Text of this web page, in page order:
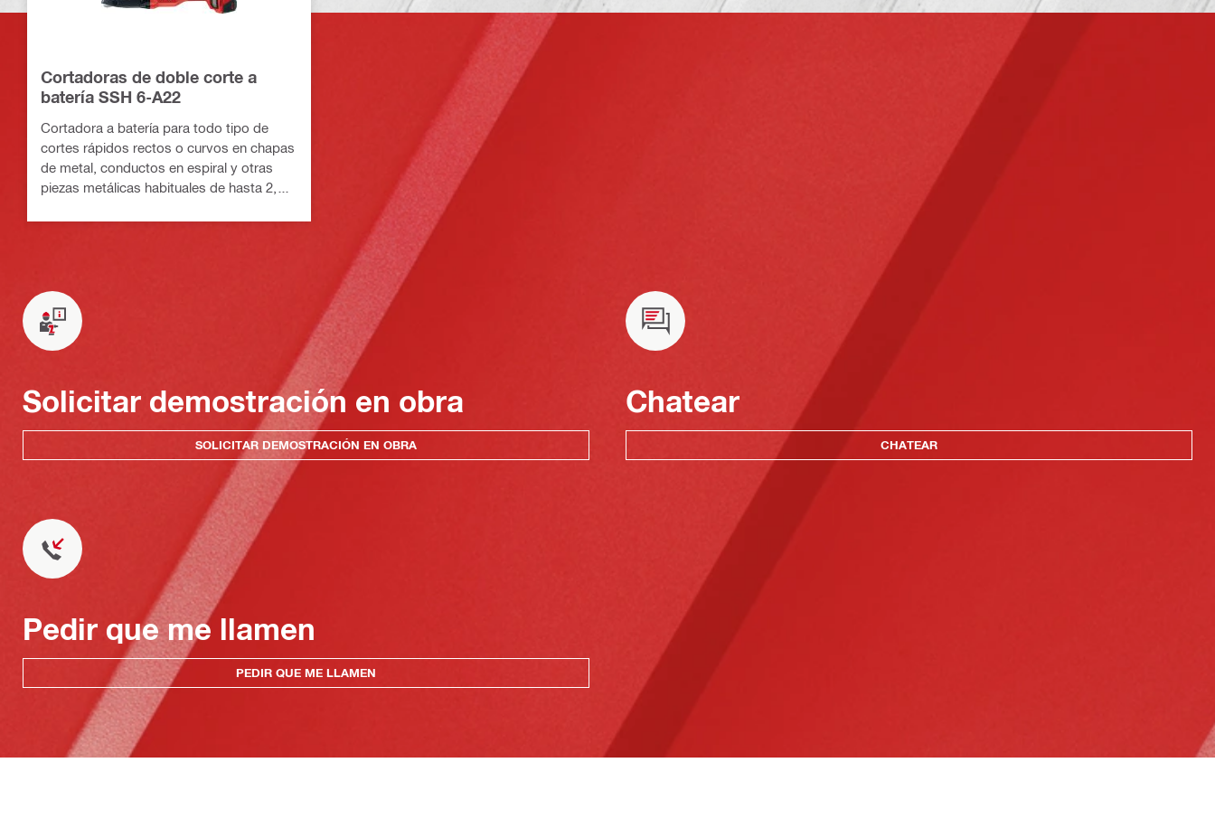
Cortadoras de doble corte a
batería SSH 6-A22
Cortadora a batería para todo tipo de
cortes rápidos rectos o curvos en chapas
de metal, conductos en espiral y otras
piezas metálicas habituales de hasta 2,5
Solicitar demostración en obra
SOLICITAR DEMOSTRACIÓN EN OBRA
Chatear
CHATEAR
Pedir que me llamen
PEDIR QUE ME LLAMEN